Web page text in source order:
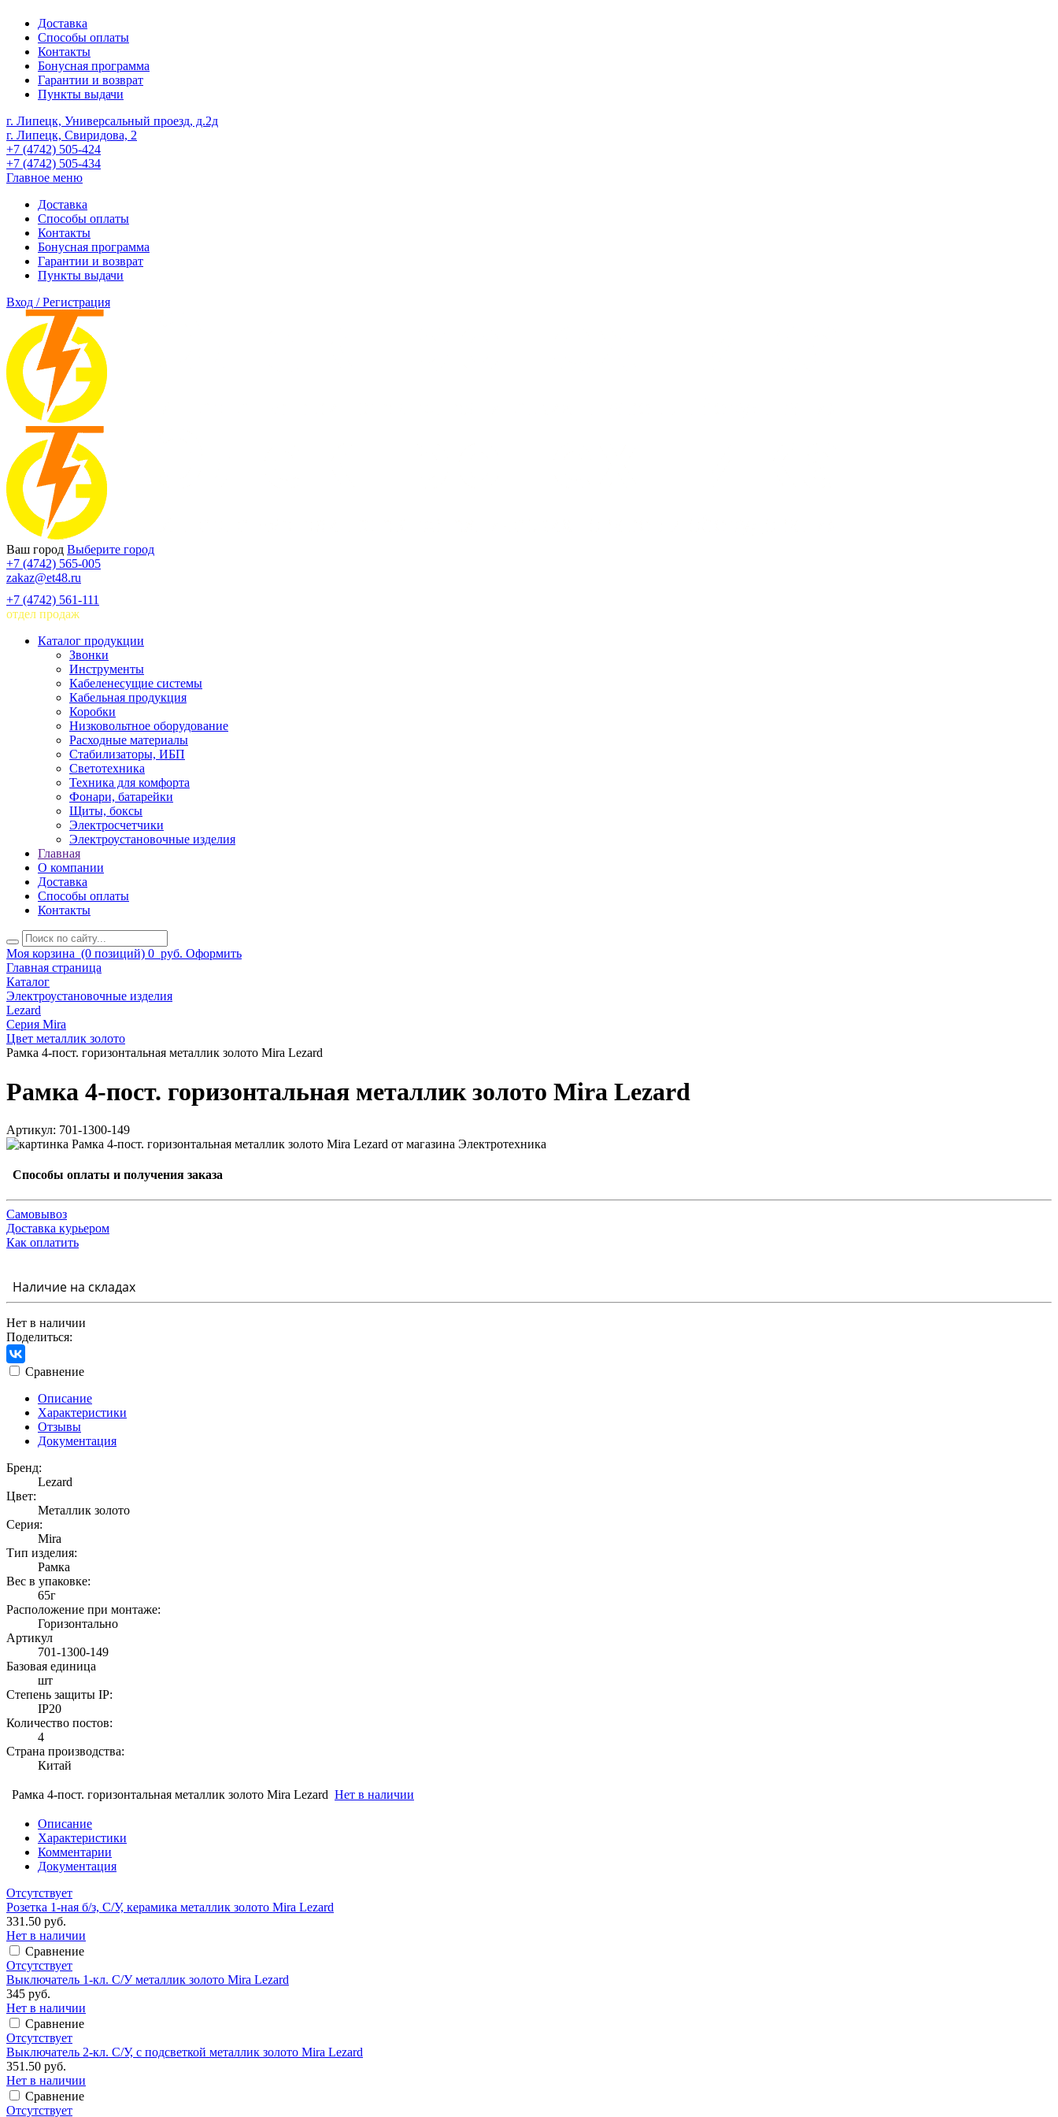
Доставка
Способы оплаты
Контакты
Бонусная программа
Гарантии и возврат
Пункты выдачи
г. Липецк, Универсальный проезд, д.2д
г. Липецк, Свиридова, 2
+7 (4742) 505-424
+7 (4742) 505-434
Главное меню
Доставка
Способы оплаты
Контакты
Бонусная программа
Гарантии и возврат
Пункты выдачи
Вход / Регистрация
Ваш город Выберите город
+7 (4742) 565-005
zakaz@et48.ru
+7 (4742) 561-111
отдел продаж
Каталог продукции
Звонки
Инструменты
Кабеленесущие системы
Кабельная продукция
Коробки
Низковольтное оборудование
Расходные материалы
Стабилизаторы, ИБП
Светотехника
Техника для комфорта
Фонари, батарейки
Щиты, боксы
Электросчетчики
Электроустановочные изделия
Главная
О компании
Доставка
Способы оплаты
Контакты
Моя корзина (0 позиций) 0 руб. Оформить
Главная страница
Каталог
Электроустановочные изделия
Lezard
Серия Mira
Цвет металлик золото
Рамка 4-пост. горизонтальная металлик золото Mira Lezard
Рамка 4-пост. горизонтальная металлик золото Mira Lezard
Артикул: 701-1300-149
Способы оплаты и получения заказа
Самовывоз
Доставка курьером
Как оплатить
Наличие на складах
Нет в наличии
Поделиться:
Сравнение
Описание
Характеристики
Отзывы
Документация
Бренд:
Lezard
Цвет:
Металлик золото
Серия:
Mira
Тип изделия:
Рамка
Вес в упаковке:
65г
Расположение при монтаже:
Горизонтально
Артикул
701-1300-149
Базовая единица
шт
Степень защиты IP:
IP20
Количество постов:
4
Страна производства:
Китай
Рамка 4-пост. горизонтальная металлик золото Mira Lezard Нет в наличии
Описание
Характеристики
Комментарии
Документация
Отсутствует
Розетка 1-ная б/з, С/У, керамика металлик золото Mira Lezard
331.50 руб.
Нет в наличии
Сравнение
Отсутствует
Выключатель 1-кл. С/У металлик золото Mira Lezard
345 руб.
Нет в наличии
Сравнение
Отсутствует
Выключатель 2-кл. С/У, с подсветкой металлик золото Mira Lezard
351.50 руб.
Нет в наличии
Сравнение
Отсутствует